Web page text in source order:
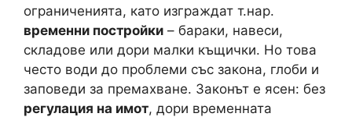
ограниченията, като изграждат т.нар.
временни постройки – бараки, навеси,
складове или дори малки къщички. Но това
често води до проблеми със закона, глоби и
заповеди за премахване. Законът е ясен: без
регулация на имот, дори временната